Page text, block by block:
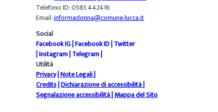
Telefono ID: 0583 442416
Email:informadonna@comune.lucca.it
Social
Facebook IG|Facebook ID|Twitter
|Instagram|Telegram|
Utilità
Privacy|Note Legali|
Credits|Dichiarazione di accessibilità|
Segnalazione accessibilità|Mappa del Sito